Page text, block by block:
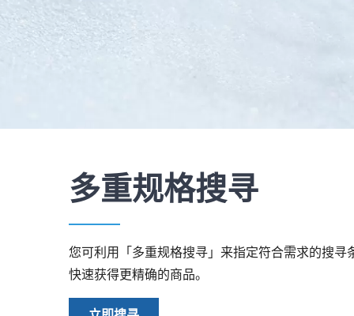
多重规格搜寻
您可利用「多重规格搜寻」来指定符合需求的搜寻
快速获得更精确的商品。